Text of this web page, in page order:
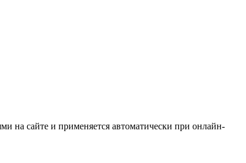
на сайте и применяется автоматически при онлайн-